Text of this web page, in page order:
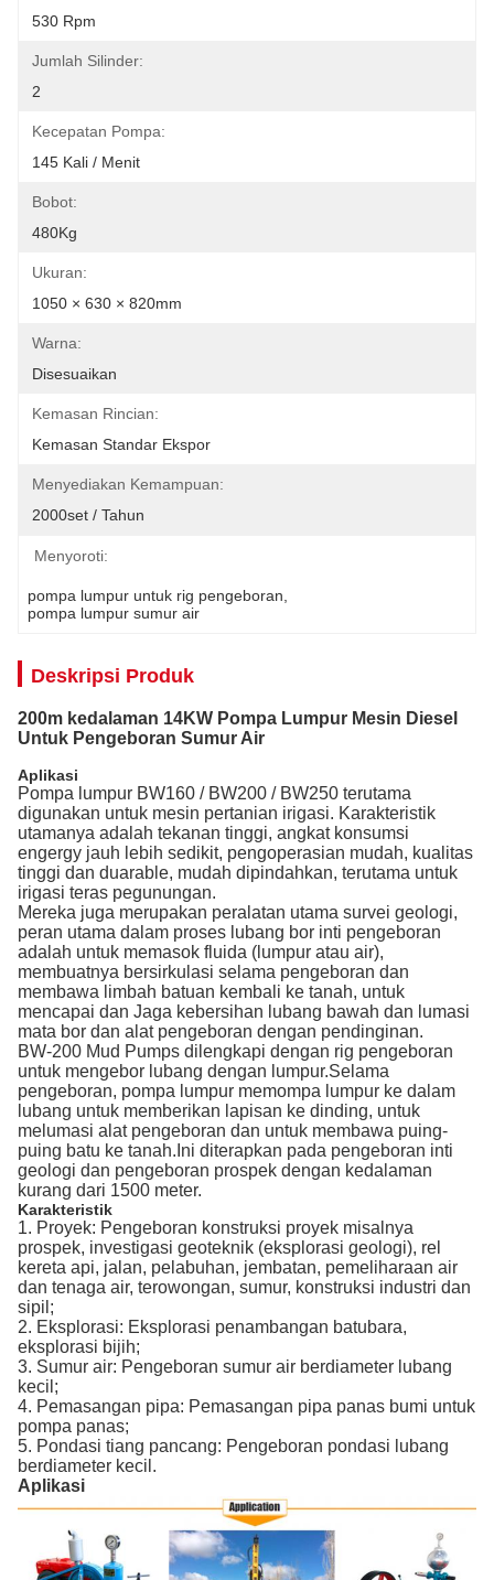
530 Rpm
Jumlah Silinder:
2
Kecepatan Pompa:
145 Kali / Menit
Bobot:
480Kg
Ukuran:
1050 × 630 × 820mm
Warna:
Disesuaikan
Kemasan Rincian:
Kemasan Standar Ekspor
Menyediakan Kemampuan:
2000set / Tahun
Menyoroti:
pompa lumpur untuk rig pengeboran
pompa lumpur sumur air
Deskripsi Produk
200m kedalaman 14KW Pompa Lumpur Mesin Diesel
Untuk Pengeboran Sumur Air
Aplikasi
Pompa lumpur BW160 / BW200 / BW250 terutama
digunakan untuk mesin pertanian irigasi. Karakteristik
utamanya adalah tekanan tinggi, angkat konsumsi
engergy jauh lebih sedikit, pengoperasian mudah, kualitas
tinggi dan duarable, mudah dipindahkan, terutama untuk
irigasi teras pegunungan.
Mereka juga merupakan peralatan utama survei geologi,
peran utama dalam proses lubang bor inti pengeboran
adalah untuk memasok fluida (lumpur atau air),
membuatnya bersirkulasi selama pengeboran dan
membawa limbah batuan kembali ke tanah, untuk
mencapai dan Jaga kebersihan lubang bawah dan lumasi
mata bor dan alat pengeboran dengan pendinginan.
BW-200 Mud Pumps dilengkapi dengan rig pengeboran
untuk mengebor lubang dengan lumpur.Selama
pengeboran, pompa lumpur memompa lumpur ke dalam
lubang untuk memberikan lapisan ke dinding, untuk
melumasi alat pengeboran dan untuk membawa puing-
puing batu ke tanah.Ini diterapkan pada pengeboran inti
geologi dan pengeboran prospek dengan kedalaman
kurang dari 1500 meter.
Karakteristik
1. Proyek: Pengeboran konstruksi proyek misalnya
prospek, investigasi geoteknik (eksplorasi geologi), rel
kereta api, jalan, pelabuhan, jembatan, pemeliharaan air
dan tenaga air, terowongan, sumur, konstruksi industri dan
sipil;
2. Eksplorasi: Eksplorasi penambangan batubara,
eksplorasi bijih;
3. Sumur air: Pengeboran sumur air berdiameter lubang
kecil;
4. Pemasangan pipa: Pemasangan pipa panas bumi untuk
pompa panas;
5. Pondasi tiang pancang: Pengeboran pondasi lubang
berdiameter kecil.
Aplikasi